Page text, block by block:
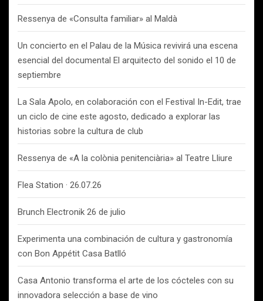
Ressenya de «Consulta familiar» al Maldà
Un concierto en el Palau de la Música revivirá una escena
esencial del documental El arquitecto del sonido el 10 de
septiembre
La Sala Apolo, en colaboración con el Festival In-Edit, trae
un ciclo de cine este agosto, dedicado a explorar las
historias sobre la cultura de club
Ressenya de «A la colònia penitenciària» al Teatre Lliure
Flea Station · 26.07.26
Brunch Electronik 26 de julio
Experimenta una combinación de cultura y gastronomía
con Bon Appétit Casa Batlló
Casa Antonio transforma el arte de los cócteles con su
innovadora selección a base de vino